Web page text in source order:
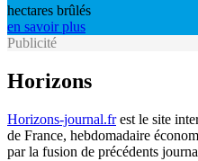
hectares brûlés
en savoir plus
Publicité
Horizons
Horizons-journal.frest le site
de France, hebdomadaire
par la fusion de précédents